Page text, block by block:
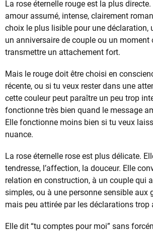
La rose éternelle rouge est la plus
amour assumé, intense, clairement
choix le plus lisible pour une déclaration,
un anniversaire de couple ou un moment
transmettre un attachement fort.
Mais le rouge doit être choisi en
récente, ou si tu veux rester dans une
cette couleur peut paraître un peu trop
fonctionne très bien quand le message
Elle fonctionne moins bien si tu veux
nuance.
La rose éternelle rose est plus délicate.
tendresse, l’affection, la douceur. Elle
relation en construction, à un couple qui
simples, ou à une personne sensible aux
mais peu attirée par les déclarations trop
Elle dit “tu comptes pour moi” sans